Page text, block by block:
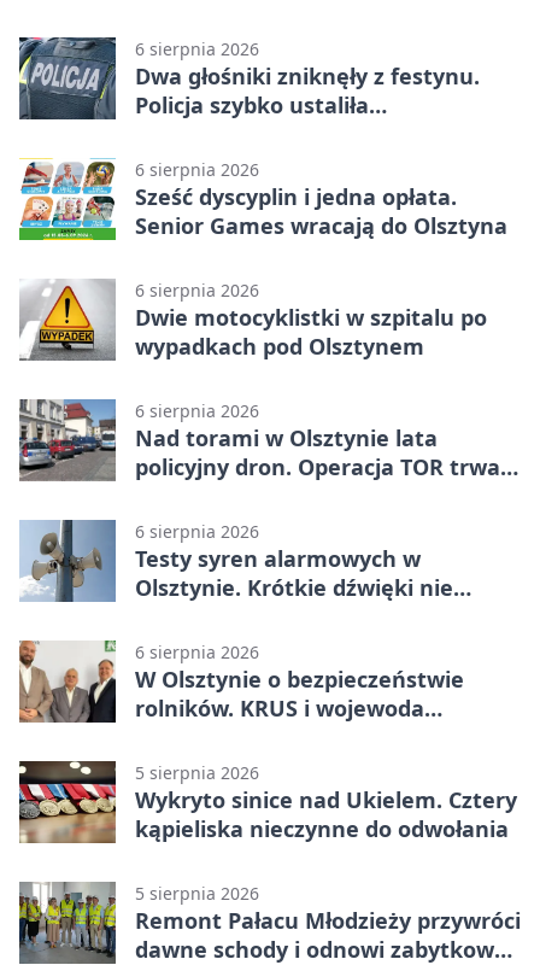
6 sierpnia 2026
Dwa głośniki zniknęły z festynu.
Policja szybko ustaliła
6 sierpnia 2026
Sześć dyscyplin i jedna opłata.
Senior Games wracają do Olsztyna
6 sierpnia 2026
Dwie motocyklistki w szpitalu po
wypadkach pod Olsztynem
6 sierpnia 2026
Nad torami w Olsztynie lata
policyjny dron. Operacja TOR trwa
6 sierpnia 2026
Testy syren alarmowych w
Olsztynie. Krótkie dźwięki nie
6 sierpnia 2026
W Olsztynie o bezpieczeństwie
rolników. KRUS i wojewoda
5 sierpnia 2026
Wykryto sinice nad Ukielem. Cztery
kąpieliska nieczynne do odwołania
5 sierpnia 2026
Remont Pałacu Młodzieży przywróci
dawne schody i odnowi zabytkowy